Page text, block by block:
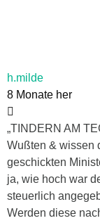
h.milde
8 Monate her
„TINDERN AM
Wußten & wissen
geschickten
ja, wie hoch war
steuerlich
Werden diese